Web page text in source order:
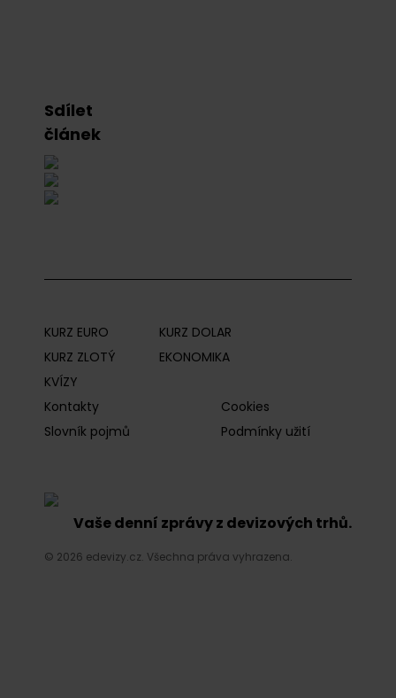
Sdílet
článek
KURZ EURO
KURZ DOLAR
KURZ ZLOTÝ
EKONOMIKA
KVÍZY
Kontakty
Cookies
Slovník pojmů
Podmínky užití
Vaše denní zprávy z devizových trhů.
© 2026 edevizy.cz. Všechna práva vyhrazena.